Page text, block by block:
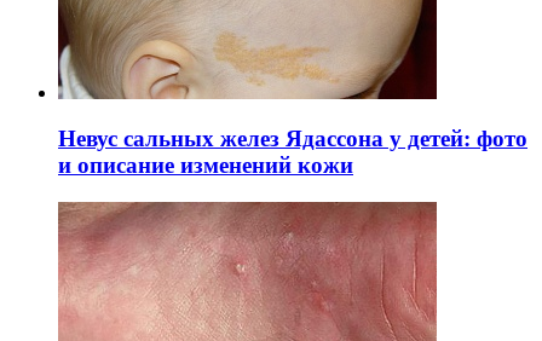
Невус сальных желез Ядассона у детей: фото
и описание изменений кожи